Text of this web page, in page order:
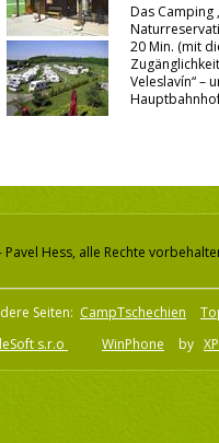
Das Camping
20 Min. (mit
Veleslavín“ –
Hess, alle Rechte
Seiten: CampTschechien
s.r.o WinPhone by